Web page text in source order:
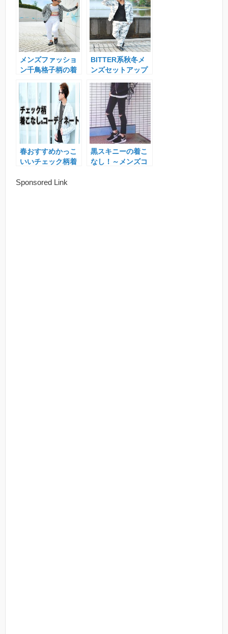
メンズファッショ
ン千鳥格子柄の着
BITTER系秋冬メ
ンズセットアップ
春おすすめかっこ
いいチェック柄着
黒スキニーの着こ
なし！～メンズコ
Sponsored Link